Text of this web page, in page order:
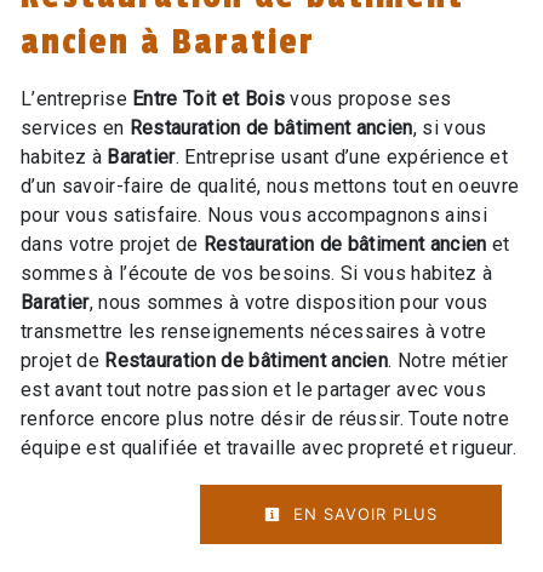
ancien à Baratier
L’entreprise Entre Toit et Boisvous propose ses
services en Restauration de bâtiment ancien, si vous
habitez à Baratier. Entreprise usant d’une expérience et
d’un savoir-faire de qualité, nous mettons tout en oeuvre
pour vous satisfaire. Nous vous accompagnons ainsi
dans votre projet de Restauration de bâtiment ancien et
sommes à l’écoute de vos besoins. Si vous habitez à
Baratier, nous sommes à votre disposition pour vous
transmettre les renseignements nécessaires à votre
projet de Restauration de bâtiment ancien. Notre métier
est avant tout notre passion et le partager avec vous
renforce encore plus notre désir de réussir. Toute notre
équipe est qualifiée et travaille avec propreté et rigueur.
EN SAVOIR PLUS